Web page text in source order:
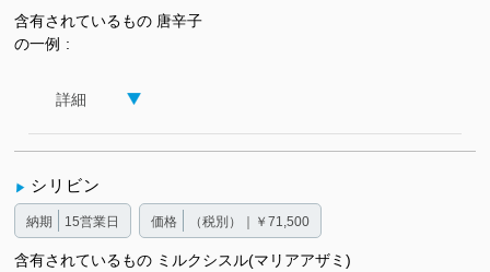
含有されているもの
の一例
唐辛子
詳細
シリビン
納期 15営業日 価格 （税別）｜￥71,500
含有されているもの ミルクシスル(マリアアザミ)